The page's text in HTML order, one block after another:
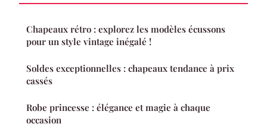
Chapeaux rétro : explorez les modèles écussons
pour un style vintage inégalé !
Soldes exceptionnelles : chapeaux tendance à prix
cassés
Robe princesse : élégance et magie à chaque
occasion